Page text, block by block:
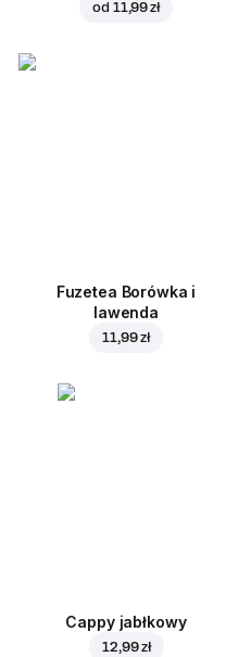
od 11,99 zł
Fuzetea Borówka i
lawenda
11,99 zł
Cappy jabłkowy
12,99 zł